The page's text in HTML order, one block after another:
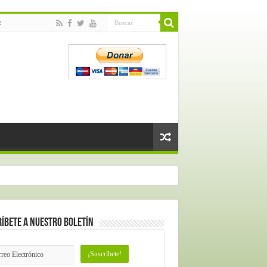
a nuestro Boletín